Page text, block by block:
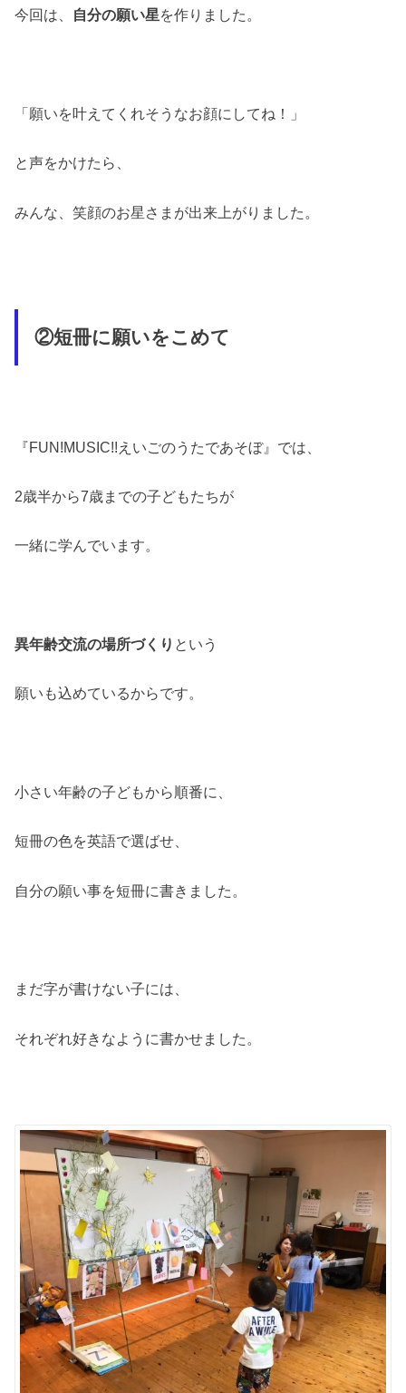
今回は、 自分の願い星を作りました。
「願いを叶えてくれそうなお顔にしてね！」
と声をかけたら、
みんな、笑顔のお星さまが出来上がりました。
②短冊に願いをこめて
『FUN!MUSIC!!えいごのうたであそぼ』では、
2歳半から7歳までの子どもたちが
一緒に学んでいます。
異年齢交流の場所づくり という
願いも込めているからです。
小さい年齢の子どもから順番に、
短冊の色を英語で選ばせ、
自分の願い事を短冊に書きました。
まだ字が書けない子には、
それぞれ好きなように書かせました。